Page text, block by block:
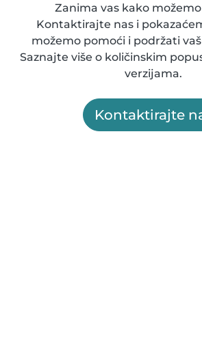
Zanima vas kako
Kontaktirajte nas i
možemo pomoći i podržati
Saznajte više o količinskim
verzijama.
Kontaktirajte